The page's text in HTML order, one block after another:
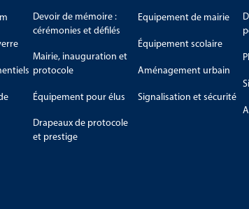
Devoir de mémoire :
cérémonies et défilés
Mairie, inauguration et
protocole
Équipement pour élus
Drapeaux de protocole
et prestige
Equipement de mairie
Équipement scolaire
Aménagement urbain
Signalisation et sécurité